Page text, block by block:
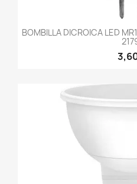
BOMBILLA DICROICA LED